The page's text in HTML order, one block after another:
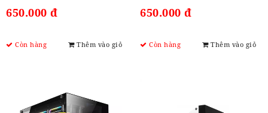
TOWER)
650.000 đ
Còn hàng Thêm vào giỏ
ARGB (socket LGA 1700)
650.000 đ
Còn hàng Thêm vào giỏ